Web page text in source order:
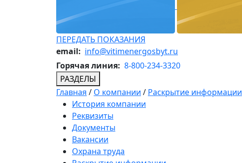
ПЕРЕДАТЬ ПОКАЗАНИЯ
email: info@vitimenergosbyt.ru
Горячая линия: 8-800-234-3320
РАЗДЕЛЫ
Главная / О компании / Раскрытие информации
История компании
Реквизиты
Документы
Вакансии
Охрана труда